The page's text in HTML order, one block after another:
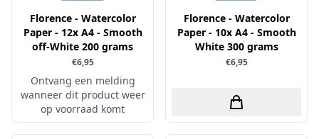
Paper Boutique
Paper Favourites
Paperfuel
Papers for You
Piatek13
Precious Marieke
Florence - Watercolor
Paper - 12x A4 - Smooth
off-White 200 grams
€6,95
Ontvang een melding
wanneer dit product weer
op voorraad komt
Florence - Watercolor
Paper - 10x A4 - Smooth
White 300 grams
€6,95